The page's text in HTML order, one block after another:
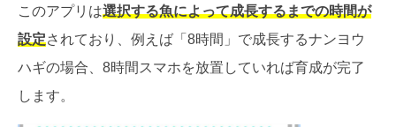
このアプリは選択する魚によって成長するまでの時間が
設定されており、例えば「8時間」で成長するナンヨウ
ハギの場合、8時間スマホを放置していれば育成が完了
します。